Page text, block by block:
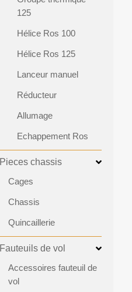
125
Hélice Ros 100
Hélice Ros 125
Lanceur manuel
Réducteur
Allumage
Echappement Ros
Pieces chassis
Cages
Chassis
Quincaillerie
Fauteuils de vol
Accessoires fauteuil de
vol